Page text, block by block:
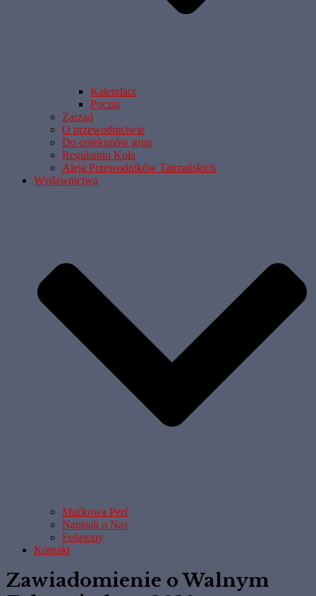
Kalendarz
Poczta
Zarząd
O przewodnictwie
Do opiekunów grup
Regulamin Koła
Aleja Przewodników Tatrzańskich
Wydawnictwa
Maćkowa Perć
Napisali o Nas
Felietony
Kontakt
Zawiadomienie o Walnym